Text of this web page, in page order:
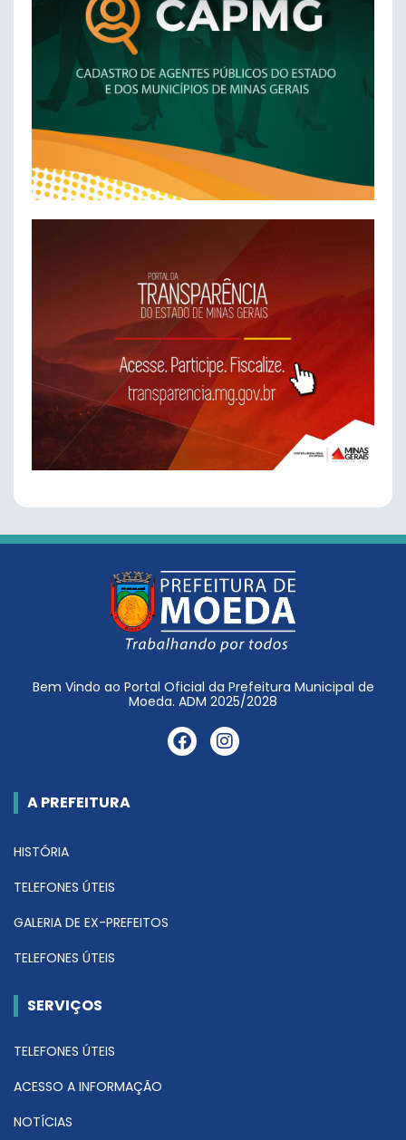
Bem Vindo ao Portal Oficial da Prefeitura Municipal de
Moeda. ADM 2025/2028
A PREFEITURA
HISTÓRIA
TELEFONES ÚTEIS
GALERIA DE EX-PREFEITOS
TELEFONES ÚTEIS
SERVIÇOS
TELEFONES ÚTEIS
ACESSO A INFORMAÇÃO
NOTÍCIAS